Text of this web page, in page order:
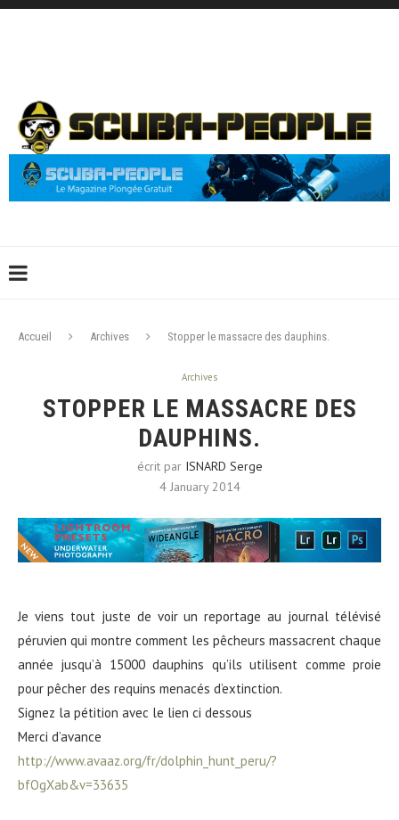
Accueil Archives Stopper le massacre des dauphins.
Archives
STOPPER LE MASSACRE DES
DAUPHINS.
écrit par ISNARD Serge
4 January 2014
Je viens tout juste de voir un reportage au journal télévisé
péruvien qui montre comment les pêcheurs massacrent chaque
année jusqu’à 15000 dauphins qu’ils utilisent comme proie
pour pêcher des requins menacés d’extinction.
Signez la pétition avec le lien ci dessous
Merci d’avance
http://www.avaaz.org/fr/dolphin_hunt_peru/?
bfOgXab&v=33635